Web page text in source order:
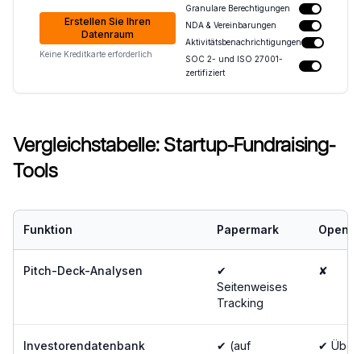
Erstellen Sie Ihren
Datenraum
Keine Kreditkarte erforderlich
Granulare Berechtigungen
NDA & Vereinbarungen
Aktivitätsbenachrichtigungen
SOC 2- und ISO 27001-
zertifiziert
Vergleichstabelle: Startup-Fundraising-
Tools
Funktion Papermark
Pitch-Deck-Analysen
✔
Seitenweises
Tracking
✘
Investorendatenbank
✔ (auf
✔ Über